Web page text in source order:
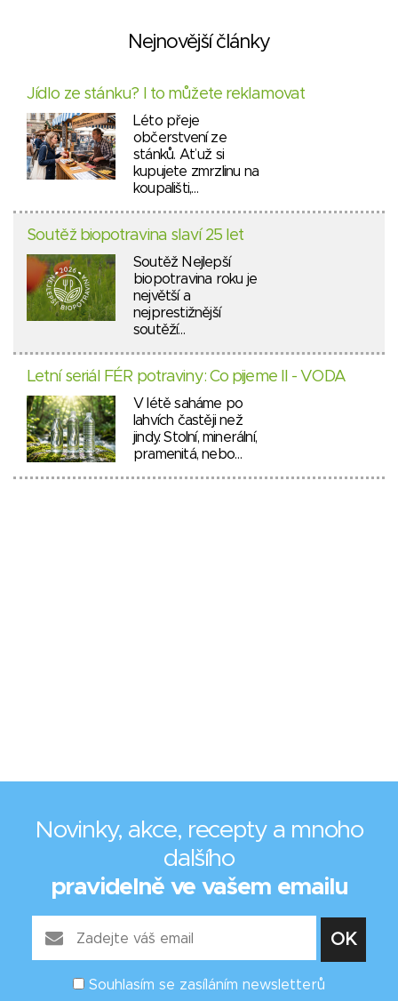
Nejnovější články
Jídlo ze stánku? I to můžete reklamovat
Léto přeje
občerstvení ze
stánků. Ať už si
kupujete zmrzlinu na
koupališti,…
Soutěž biopotravina slaví 25 let
Soutěž Nejlepší
biopotravina roku je
největší a
nejprestižnější
soutěží…
Letní seriál FÉR potraviny: Co pijeme II - VODA
V létě saháme po
lahvích častěji než
jindy. Stolní, minerální,
pramenitá, nebo…
Novinky, akce, recepty a mnoho
dalšího
pravidelně ve vašem emailu
Souhlasím se zasíláním newsletterů